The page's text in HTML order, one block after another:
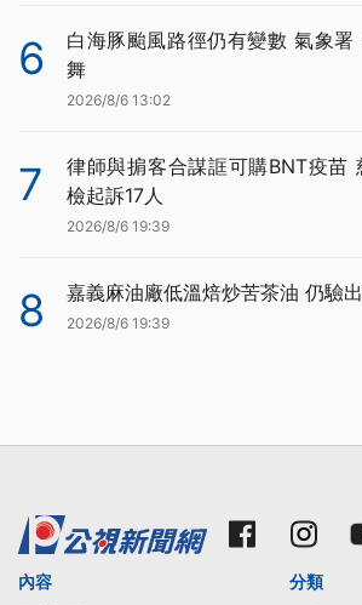
6
白海豚颱風路徑仍有變數 氣象署
舞
2026/8/6 13:02
7
律師與掮客合謀誆可購BNT疫苗
檢起訴17人
2026/8/6 19:39
8 嘉義麻油廠低溫焙炒苦茶油 仍驗
2026/8/6 19:39
內容
分類